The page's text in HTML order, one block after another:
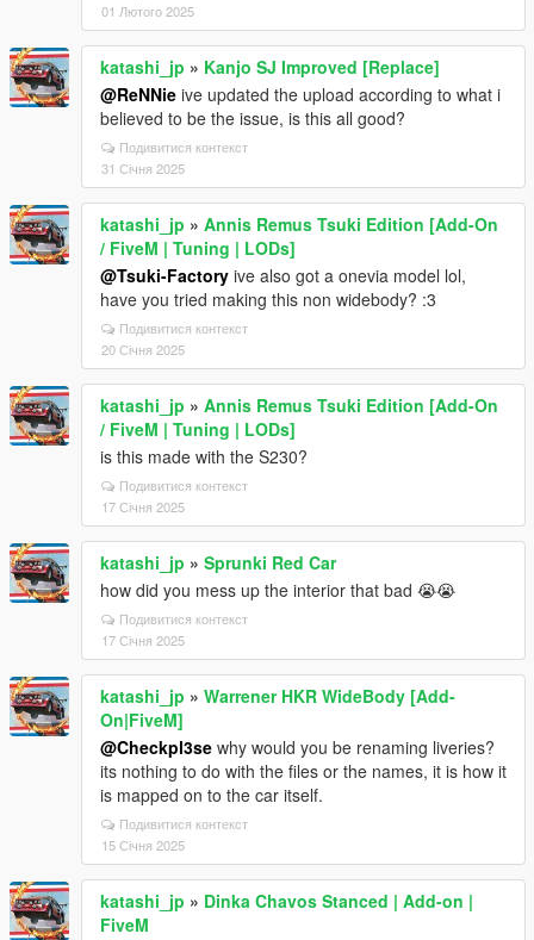
01 Лютого 2025
katashi_jp » Kanjo SJ Improved [Replace]
@ReNNie ive updated the upload according to what i
believed to be the issue, is this all good?
Подивитися контекст
31 Січня 2025
katashi_jp » Annis Remus Tsuki Edition [Add-On
/ FiveM | Tuning | LODs]
@Tsuki-Factory ive also got a onevia model lol,
have you tried making this non widebody? :3
Подивитися контекст
20 Січня 2025
katashi_jp » Annis Remus Tsuki Edition [Add-On
/ FiveM | Tuning | LODs]
is this made with the S230?
Подивитися контекст
17 Січня 2025
katashi_jp » Sprunki Red Car
how did you mess up the interior that bad 😭😭
Подивитися контекст
17 Січня 2025
katashi_jp » Warrener HKR WideBody [Add-
On|FiveM]
@Checkpl3se why would you be renaming liveries?
its nothing to do with the files or the names, it is how it
is mapped on to the car itself.
Подивитися контекст
15 Січня 2025
katashi_jp » Dinka Chavos Stanced | Add-on |
FiveM